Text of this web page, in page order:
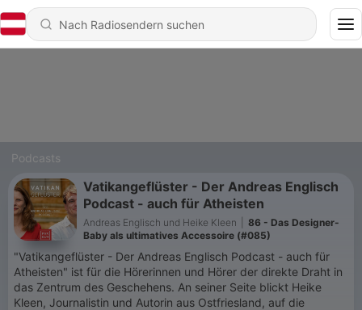
Podcasts
Vatikangeflüster - Der Andreas Englisch
Podcast - auch für Atheisten
Andreas Englisch und Heike Kleen
86 - Das Designer-
Baby als ultimatives Accessoire (#085)
"Vatikangeflüster - Der Andreas Englisch Podcast - auch für
Atheisten" ist für die Hörerinnen und Hörer der direkte Draht in
das Zentrum des Geschehens. An seiner Seite blickt Heike
Kleen, Journalistin und Autorin aus Ostfriesland, auf die